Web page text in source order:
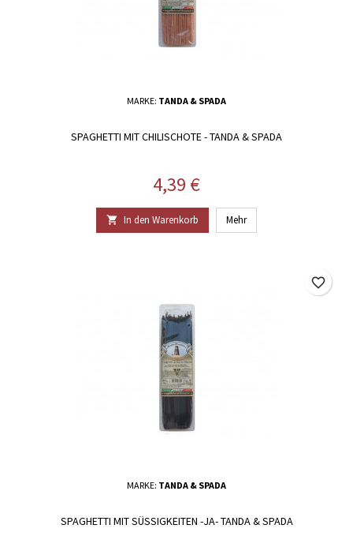
MARKE: TANDA & SPADA
SPAGHETTI MIT CHILISCHOTE - TANDA & SPADA
Preis
4,39 €
 In den Warenkorb Mehr
MARKE: TANDA & SPADA
SPAGHETTI MIT SÜSSIGKEITEN -JA- TANDA & SPADA
favorite_border